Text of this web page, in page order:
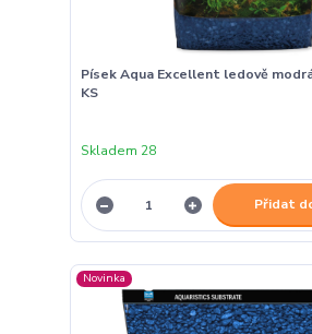
Písek Aqua Excellent ledově
KS
Skladem 28
Přidat
Novinka